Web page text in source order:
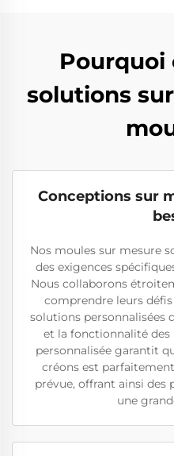
Pourquoi
solutions
Conceptions sur
Nos moules sur mesure
des exigences
Nous collaborons
comprendre leurs
solutions
et la fonctionnalité
personnalisée garantit
créons est
prévue, offrant ainsi des
une